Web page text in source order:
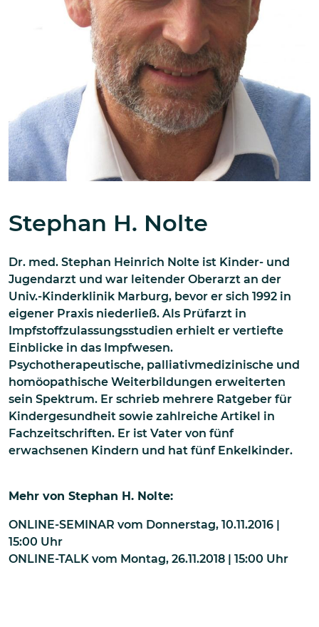
Stephan H. Nolte
Dr. med. Stephan Heinrich Nolte ist Kinder- und
Jugendarzt und war leitender Oberarzt an der
Univ.-Kinderklinik Marburg, bevor er sich 1992 in
eigener Praxis niederließ. Als Prüfarzt in
Impfstoffzulassungsstudien erhielt er vertiefte
Einblicke in das Impfwesen.
Psychotherapeutische, palliativmedizinische und
homöopathische Weiterbildungen erweiterten
sein Spektrum. Er schrieb mehrere Ratgeber für
Kindergesundheit sowie zahlreiche Artikel in
Fachzeitschriften. Er ist Vater von fünf
erwachsenen Kindern und hat fünf Enkelkinder.
Mehr von Stephan H. Nolte:
ONLINE-SEMINAR vom Donnerstag, 10.11.2016 |
15:00 Uhr
ONLINE-TALK vom Montag, 26.11.2018 | 15:00 Uhr